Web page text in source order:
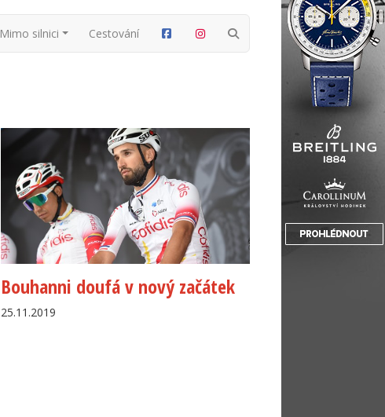
Mimo silnici Cestování
Bouhanni doufá v nový začátek
25.11.2019